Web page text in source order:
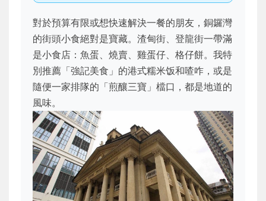
對於預算有限或想快速解決一餐的朋友，銅鑼灣
的街頭小食絕對是寶藏。渣甸街、登龍街一帶滿
是小食店：魚蛋、燒賣、雞蛋仔、格仔餅。我特
別推薦「強記美食」的港式糯米饭和喳咋，或是
隨便一家排隊的「煎釀三寶」檔口，都是地道的
風味。